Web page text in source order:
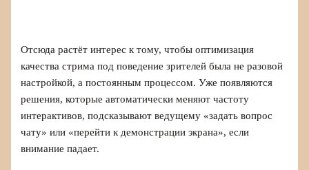
Отсюда растёт интерес к тому, чтобы оптимизация
качества стрима под поведение зрителей была не разовой
настройкой, а постоянным процессом. Уже появляются
решения, которые автоматически меняют частоту
интерактивов, подсказывают ведущему «задать вопрос
чату» или «перейти к демонстрации экрана», если
внимание падает.